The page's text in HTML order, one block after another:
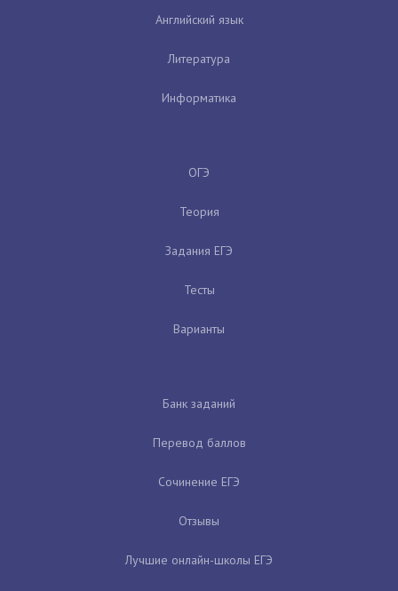
Английский язык
Литература
Информатика
ОГЭ
Теория
Задания ЕГЭ
Тесты
Варианты
Банк заданий
Перевод баллов
Сочинение ЕГЭ
Отзывы
Лучшие онлайн-школы ЕГЭ